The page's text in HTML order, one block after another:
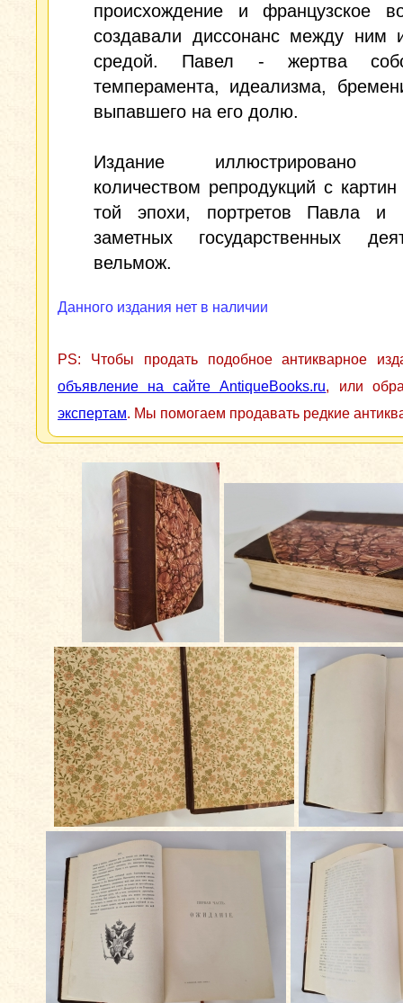
происхождение и французское
создавали диссонанс между ним
средой. Павел - жертва
темперамента, идеализма,
выпавшего на его долю.
Издание иллюстрировано
количеством репродукций с
той эпохи, портретов Павла и
заметных государственных
вельмож.
Данного издания нет в наличии
PS: Чтобы продать подобное антикварное
объявление на сайте AntiqueBooks.ru, или
экспертам. Мы помогаем продавать редкие